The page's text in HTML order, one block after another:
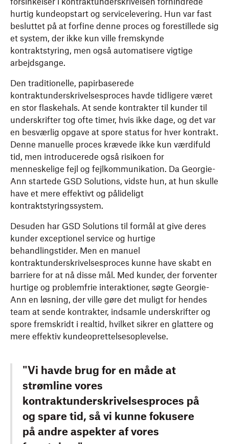
forsinkelser i kontraktunderskrivelsen forhindrede
hurtig kundeopstart og servicelevering. Hun var fast
besluttet på at forfine denne proces og forestillede sig
et system, der ikke kun ville fremskynde
kontraktstyring, men også automatisere vigtige
arbejdsgange.
Den traditionelle, papirbaserede
kontraktunderskrivelsesproces havde tidligere været
en stor flaskehals. At sende kontrakter til kunder til
underskrifter tog ofte timer, hvis ikke dage, og det var
en besværlig opgave at spore status for hver kontrakt.
Denne manuelle proces krævede ikke kun værdifuld
tid, men introducerede også risikoen for
menneskelige fejl og fejlkommunikation. Da Georgie-
Ann startede GSD Solutions, vidste hun, at hun skulle
have et mere effektivt og pålideligt
kontraktstyringssystem.
Desuden har GSD Solutions til formål at give deres
kunder exceptionel service og hurtige
behandlingstider. Men en manuel
kontraktunderskrivelsesproces kunne have skabt en
barriere for at nå disse mål. Med kunder, der forventer
hurtige og problemfrie interaktioner, søgte Georgie-
Ann en løsning, der ville gøre det muligt for hendes
team at sende kontrakter, indsamle underskrifter og
spore fremskridt i realtid, hvilket sikrer en glattere og
mere effektiv kundeoprettelsesoplevelse.
"Vi havde brug for en måde at
strømline vores
kontraktunderskrivelsesproces på
og spare tid, så vi kunne fokusere
på andre aspekter af vores